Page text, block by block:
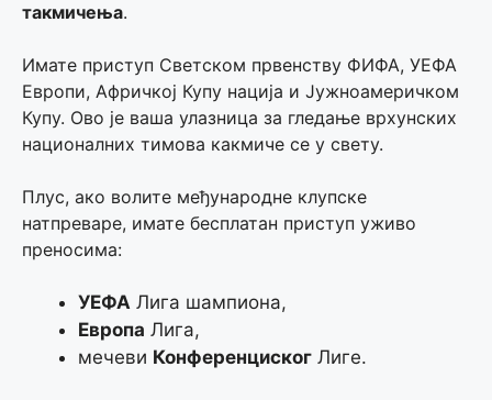
такмичења.
Имате приступ Светском првенству ФИФА, УЕФА
Европи, Афричкој Купу нација и Јужноамеричком
Купу. Ово је ваша улазница за гледање врхунских
националних тимова какмиче се у свету.
Плус, ако волите међународне клупске
натпреваре, имате бесплатан приступ уживо
преносима:
УЕФА Лига шампиона,
Европа Лига,
мечеви Конференциског Лиге.